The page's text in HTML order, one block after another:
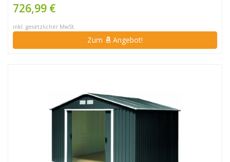
726,99 €
inkl. gesetzlicher MwSt.
Zum Angebot!